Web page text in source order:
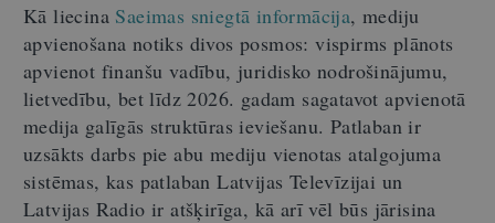
Kā liecina Saeimas sniegtā informācija, mediju
apvienošana notiks divos posmos: vispirms plānots
apvienot finanšu vadību, juridisko nodrošinājumu,
lietvedību, bet līdz 2026. gadam sagatavot apvienotā
medija galīgās struktūras ieviešanu. Patlaban ir
uzsākts darbs pie abu mediju vienotas atalgojuma
sistēmas, kas patlaban Latvijas Televīzijai un
Latvijas Radio ir atšķirīga, kā arī vēl būs jārisina